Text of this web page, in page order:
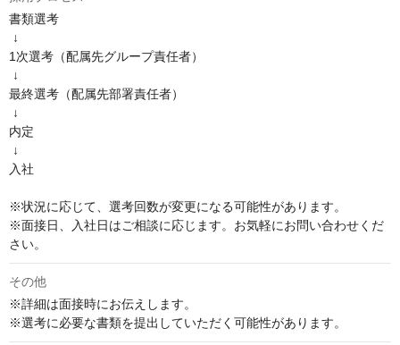
書類選考
1次選考（配属先グループ責任者）
最終選考（配属先部署責任者）
内定
入社
※状況に応じて、選考回数が変更になる可能性があります。
※面接日、入社日はご相談に応じます。お気軽にお問い合わせくだ
さい。
その他
※詳細は面接時にお伝えします。
※選考に必要な書類を提出していただく可能性があります。